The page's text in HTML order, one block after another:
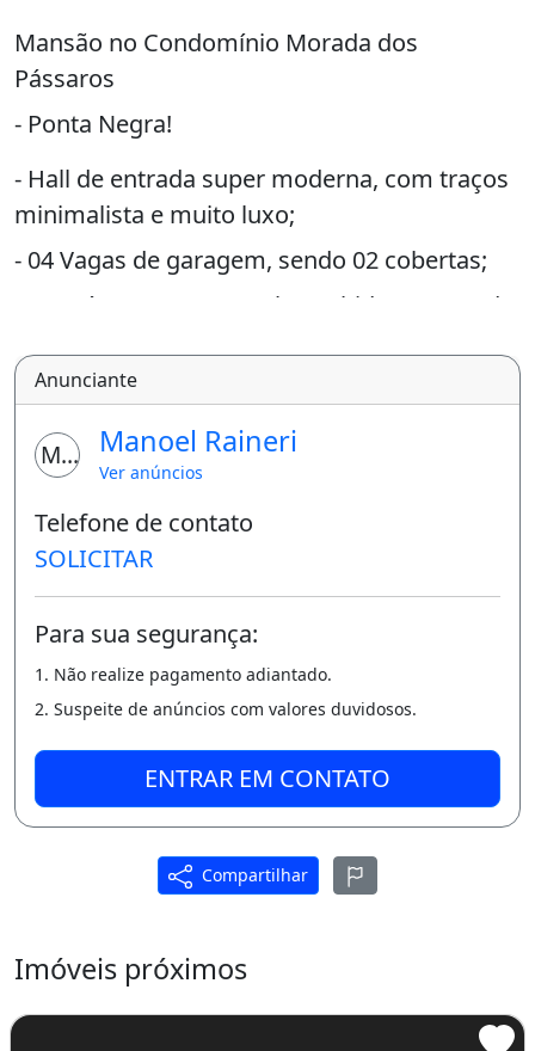
Mansão no Condomínio Morada dos
Pássaros
- Ponta Negra!
- Hall de entrada super moderna, com traços
minimalista e muito luxo;
- 04 Vagas de garagem, sendo 02 cobertas;
- 01 Suíte master, com closet, hidro e varanda;
- 01 Suíte com closet e varanda;
- 02 suítes amplas, sendo 01 no piso inferior;
- Sala de estar com Pé direito alto;
- Sala de jantar;
- Cozinha com ilha gourmet;
- Churrasqueira neutra interna;
- 01 Lavabo;
- Piscina com cascata;
- 01 Wc de serviço;
- Despensa;
- Área de serviço completa;
- E muito mais;
Duplex em Altíssimo padrão de acabamento!
Totalmente automatizado!
Anunciante
MR Manoel Raineri
Ver anúncios
Telefone de contato
SOLICITAR
Para sua segurança:
1. Não realize pagamento adiantado.
2. Suspeite de anúncios com valores duvidosos.
ENTRAR EM CONTATO
Compartilhar
Imóveis próximos